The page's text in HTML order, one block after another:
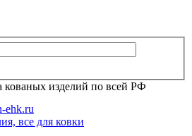
кованых изделий по всей РФ
ehk.ru